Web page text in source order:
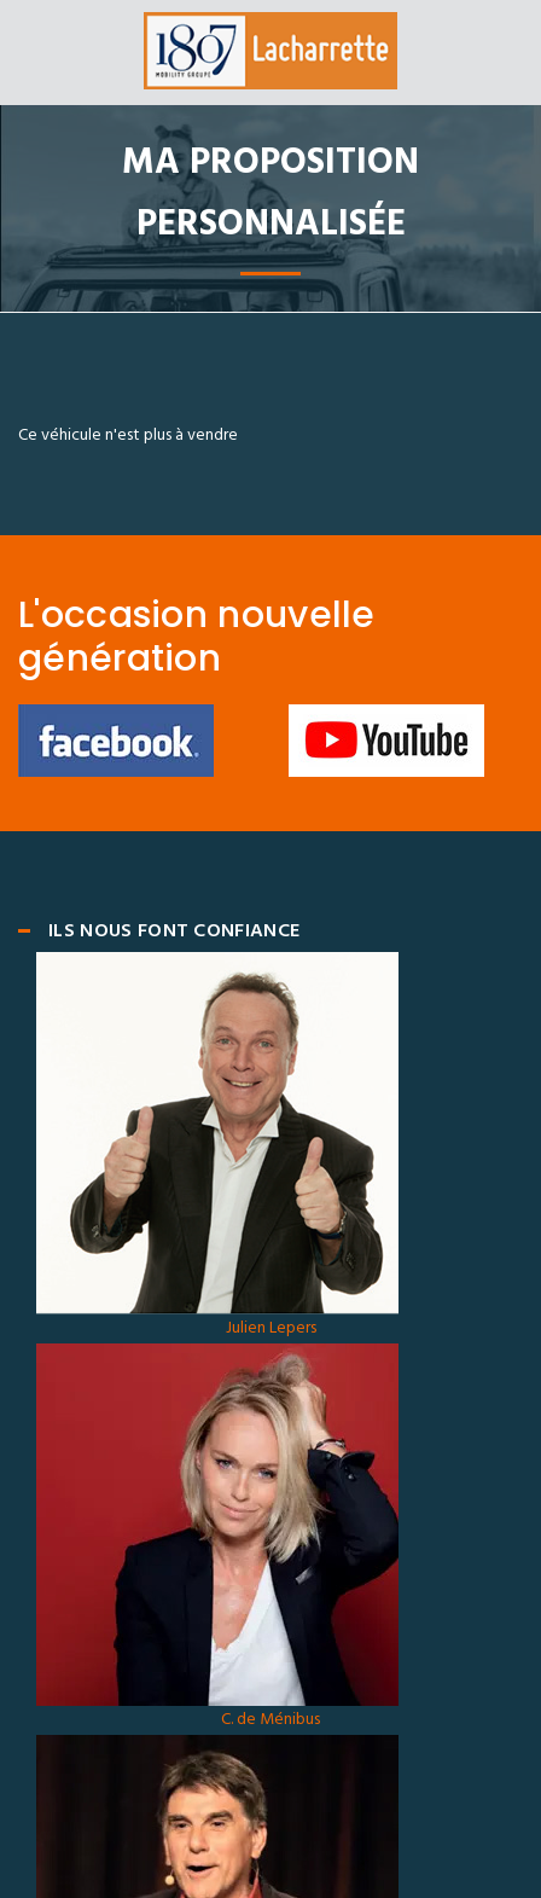
MA PROPOSITION
PERSONNALISÉE
Ce véhicule n'est plus à vendre
L'occasion nouvelle
génération
ILS NOUS FONT CONFIANCE
Julien Lepers
C. de Ménibus